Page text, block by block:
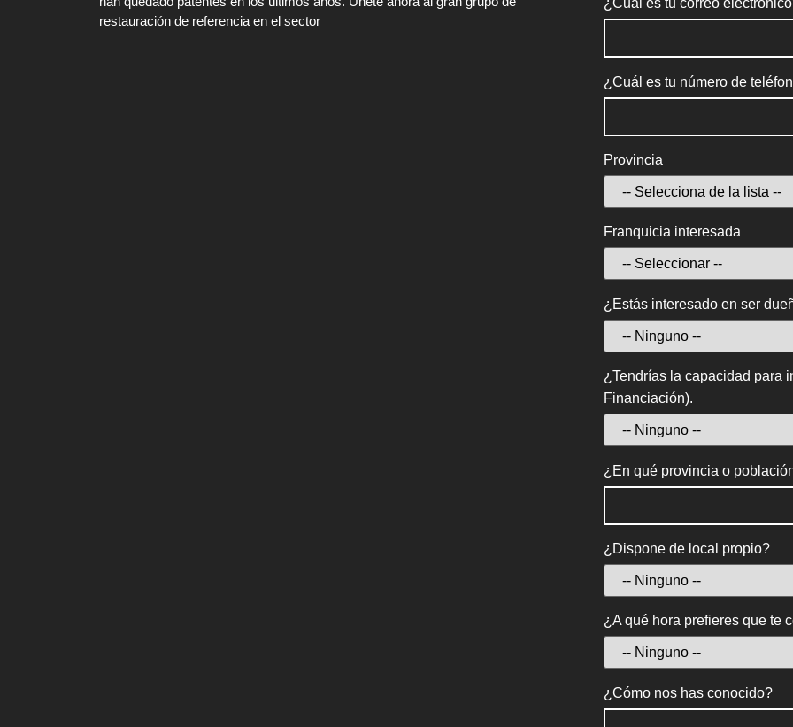
restauración de referencia en el sector
¿Cuál es tu correo
¿Cuál es tu número de
Provincia
Franquicia interesada
¿Estás interesado en ser
¿Tendrías la capacidad para
Financiación).
¿En qué provincia o
¿Dispone de local propio?
¿A qué hora prefieres que te
¿Cómo nos has conocido?